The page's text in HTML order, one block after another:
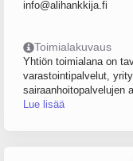
info@alihankkija.fi
Toimialakuvaus
Yhtiön toimialana on
varastointipalvelut,
sairaanhoitopalvelujen
Lue lisää